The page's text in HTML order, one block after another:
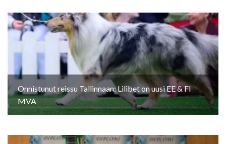
Onnistunut reissu Tallinnaan: Lilibet on uusi EE & FI
MVA